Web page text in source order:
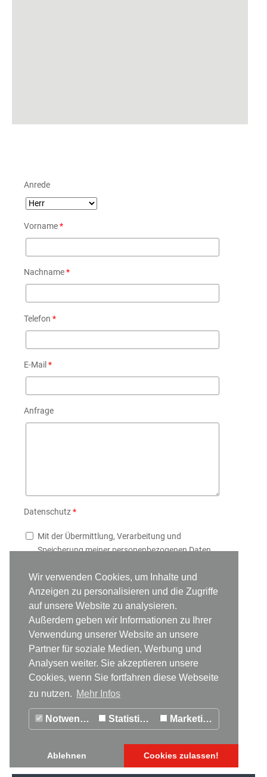
Wir verwenden Cookies, um Inhalte und
Anzeigen zu personalisieren und die Zugriffe
auf unsere Website zu analysieren.
Außerdem geben wir Informationen zu Ihrer
Verwendung unserer Website an unsere
Partner für soziale Medien, Werbung und
Analysen weiter. Sie akzeptieren unsere
Cookies, wenn Sie fortfahren diese Webseite
zu nutzen. Mehr Infos
Notwendig Statistiken Marketing
Ablehnen Cookies zulassen!
Anrede
Vorname*
Nachname*
Telefon *
E-Mail *
Anfrage
Datenschutz*
Mit der Übermittlung, Verarbeitung und
Speicherung meiner personenbezogenen Daten
einverstanden.
Sicherheitsabfrage (Bitte geben Sie das Ergebnis der
Rechenoperation ein)